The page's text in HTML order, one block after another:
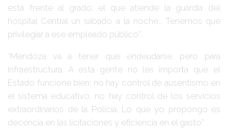
está frente al grado; el que atiende la guardia del
hospital Central un sábado a la noche… Tenemos que
privilegiar a ese empleado público”.
“Mendoza va a tener que endeudarse, pero para
infraestructura. A esta gente no les importa que el
Estado funcione bien: no hay control de ausentismo en
el sistema educativo, no hay control de los servicios
extraordinarios de la Policía. Lo que yo propongo es
decencia en las licitaciones y eficiencia en el gasto”.